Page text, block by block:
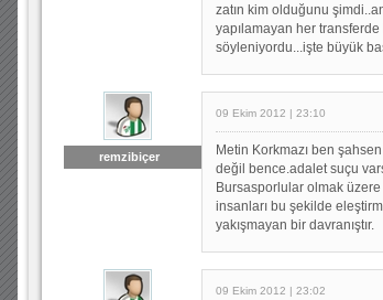
zatın kim olduğunu
yapılamayan her
söyleniyordu...işte büyük
remzibiçer
09 Ekim 2012 | 23:10
Metin Korkmazı ben
değil bence.adalet suçu
Bursasporlular olmak
insanları bu şekilde
yakışmayan bir davranıştır.
09 Ekim 2012 | 23:02